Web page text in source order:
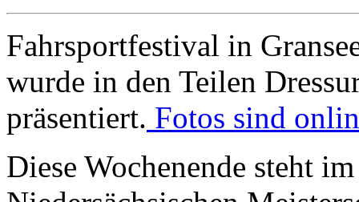
Fahrsportfestival in
wurde in den Teilen
präsentiert. Fotos sind
Diese Wochenende steht